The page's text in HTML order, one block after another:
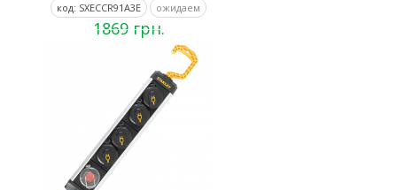
код: SXECCR91A3E ожидаем
1869 грн.